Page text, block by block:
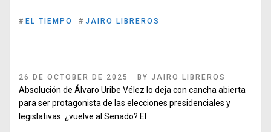
# EL TIEMPO # JAIRO LIBREROS
26 DE OCTOBER DE 2025 BY JAIRO LIBREROS
Absolución de Álvaro Uribe Vélez lo deja con cancha abierta
para ser protagonista de las elecciones presidenciales y
legislativas: ¿vuelve al Senado? El